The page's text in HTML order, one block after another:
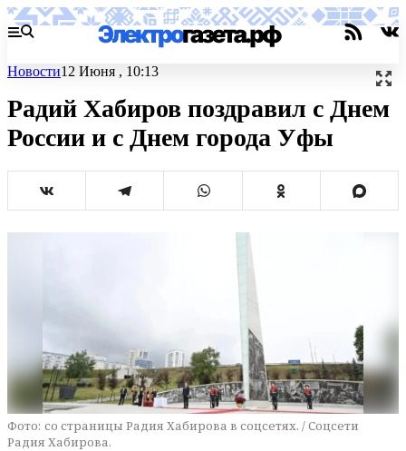
Новости12 Июня , 10:13
Радий Хабиров поздравил с Днем
России и с Днем города Уфы
Фото: со страницы Радия Хабирова в соцсетях. / Соцсети
Радия Хабирова.